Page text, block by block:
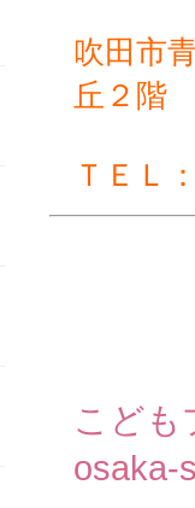
吹田市
丘２階
ＴＥＬ
こども
osaka-